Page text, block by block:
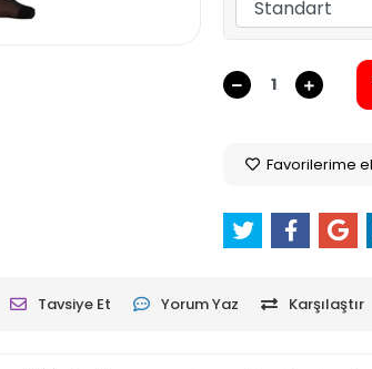
Favorilerime
Tavsiye Et Yorum Yaz Karşılaştır